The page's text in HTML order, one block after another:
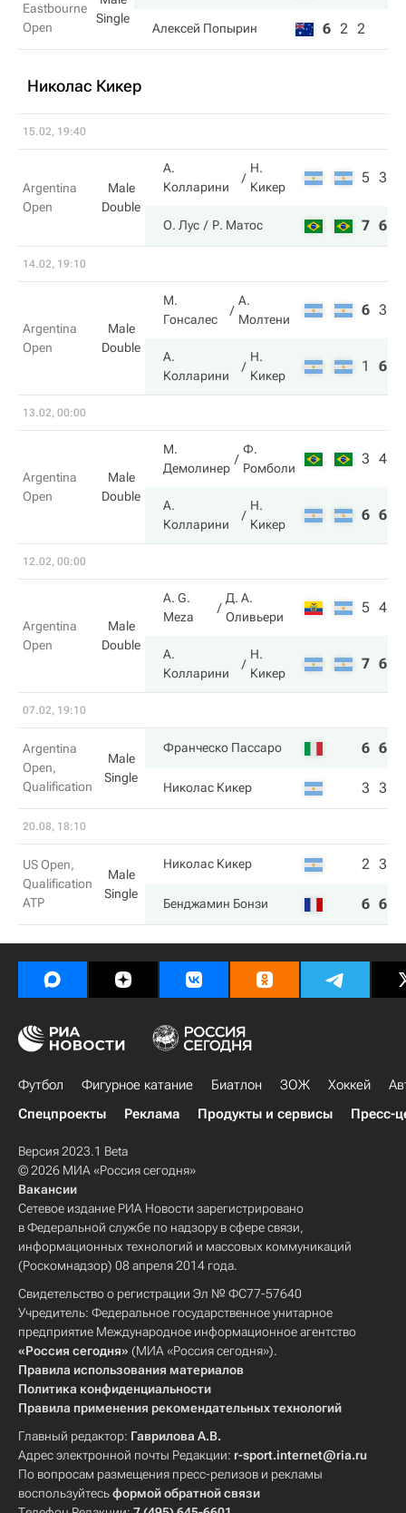
Eastbourne
Open
Single
Алексей Попырин 6 2 2
Николас Кикер
15.02, 19:40
Argentina
Open
Male
Double
А.
Колларини
Н.
Кикер
5 3
О. Лус Р. Матос 7 6
14.02, 19:10
Argentina
Open
Male
Double
М.
Гонсалес
А.
Молтени
6 3
А.
Колларини
Н.
Кикер
1 6
13.02, 00:00
Argentina
Open
Male
Double
М.
Демолинер
Ф.
Ромболи
3 4
А.
Колларини
Н.
Кикер
6 6
12.02, 00:00
Argentina
Open
Male
Double
A. G.
Meza
Д. А.
Оливьери
5 4
А.
Колларини
Н.
Кикер
7 6
07.02, 19:10
Argentina
Open,
Qualification
Male
Single
Франческо Пассаро 6 6
Николас Кикер 3 3
20.08, 18:10
US Open,
Qualification
ATP
Male
Single
Николас Кикер 2 3
Бенджамин Бонзи 6 6
Футбол Фигурное катание Биатлон ЗОЖ Хоккей
Спецпроекты
Реклама Продукты и сервисы Пресс-
Версия 2023.1 Beta
© 2026 МИА «Россия сегодня»
Вакансии
Сетевое издание РИА Новости зарегистрировано
в Федеральной службе по надзору в сфере связи,
информационных технологий и массовых коммуникаций
(Роскомнадзор) 08 апреля 2014 года.
Свидетельство о регистрации Эл № ФС77-57640
Учредитель: Федеральное государственное унитарное
предприятие Международное информационное агентство
«Россия сегодня» (МИА «Россия сегодня»).
Правила использования материалов
Политика конфиденциальности
Правила применения рекомендательных технологий
Главный редактор: Гаврилова А.В.
Адрес электронной почты Редакции: r-sport.internet@ria.ru
По вопросам размещения пресс-релизов и рекламы
воспользуйтесьформой обратной связи